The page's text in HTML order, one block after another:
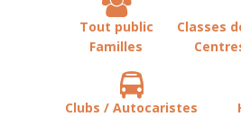
Tout public
Familles
Classes
Clubs / Autocaristes